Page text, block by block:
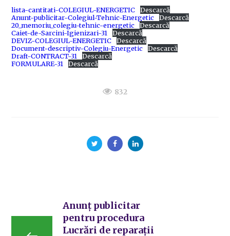
lista-cantitati-COLEGIUL-ENERGETIC
Descarcă
Anunt-publicitar-Colegiul-Tehnic-Energetic
Descarcă
20_memoriu_colegiu-tehnic-energetic
Descarcă
Caiet-de-Sarcini-Igienizari-31
Descarcă
DEVIZ-COLEGIUL-ENERGETIC
Descarcă
Document-descriptiv-Colegiu-Energetic
Descarcă
Draft-CONTRACT-31
Descarcă
FORMULARE-31
Descarcă
832
Anunț publicitar
pentru procedura
Lucrări de reparații